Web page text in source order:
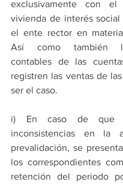
exclusivamente con
vivienda de interés
el ente rector en
Así como también
contables de las
registren las ventas de
ser el caso.
i) En caso de que
inconsistencias en la
prevalidación, se
los correspondientes
retención del periodo